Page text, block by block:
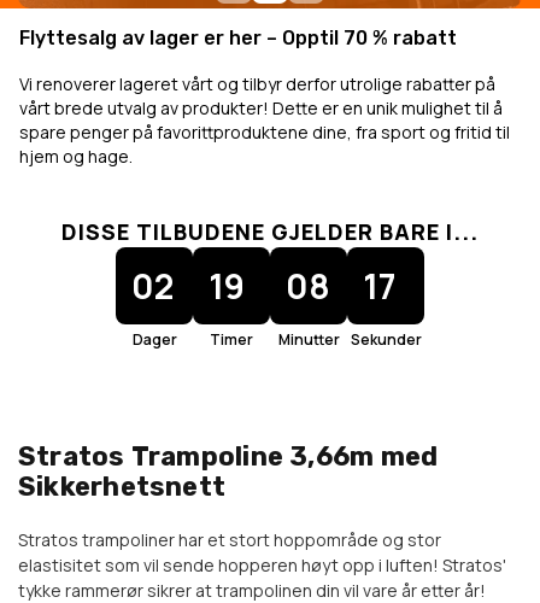
Flyttesalg av lager er her – Opptil 70 % rabatt
Vi renoverer lageret vårt og tilbyr derfor utrolige rabatter på
vårt brede utvalg av produkter! Dette er en unik mulighet til å
spare penger på favorittproduktene dine, fra sport og fritid til
hjem og hage.
DISSE TILBUDENE GJELDER BARE I...
02
Dager
19
Timer
08
Minutter
17
Sekunder
MÅNEDENS SUPERDEALS
Stratos Trampoline 3,66m med
Sikkerhetsnett
-500 KR
KAMPANJPRIS! ENDAST
6790 KR7290 KR
Stratos trampoliner har et stort hoppområde og stor
elastisitet som vil sende hopperen høyt opp i luften! Stratos'
tykke rammerør sikrer at trampolinen din vil vare år etter år!